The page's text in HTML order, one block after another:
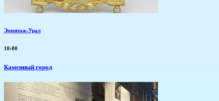
Эрмитаж-Урал
10:00
Каменный город